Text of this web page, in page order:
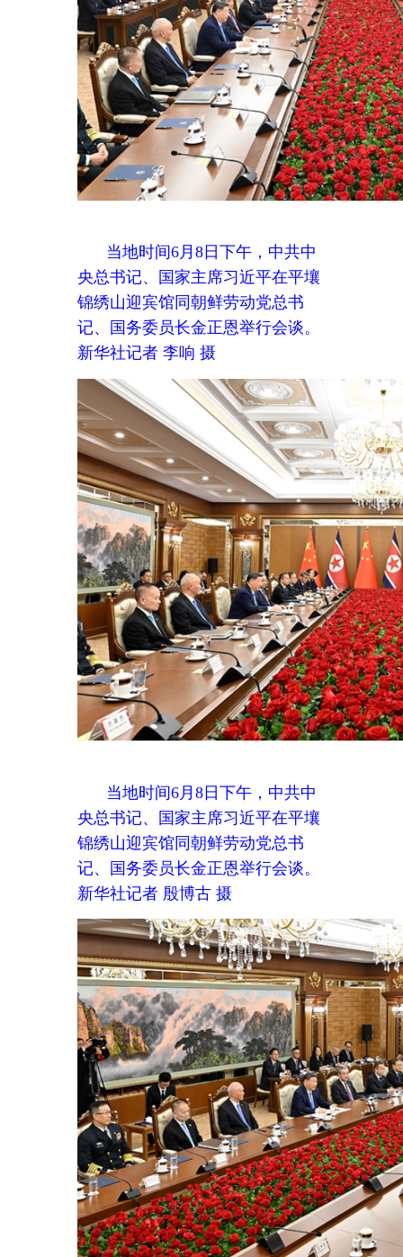
当地时间6月8日下午，中共中
央总书记、国家主席习近平在平壤
锦绣山迎宾馆同朝鲜劳动党总书
记、国务委员长金正恩举行会谈。
新华社记者 殷博古 摄
当地时间6月8日下午，中共中
记、国务委员长金正恩举行会谈。
新华社记者 殷博古 摄
金正恩表示，习近平总书记同
志时隔7年再次访问朝鲜，是朝鲜
人民最尊重的贵宾，我们表示最隆
重、最热烈的欢迎。习近平总书记
今年首次出访就来到平壤，体现了
对朝中关系的高度重视和友好情
谊，对朝方是莫大的鼓舞。此访再
次清晰表明，久经考验的、始终站
在自主和正义的历史正确一边的朝
中关系是多么牢不可破。朝中两国
的特殊性不仅在于我们互为邻国，
更在于双方具有深厚传统友谊和共
同的理想信念，并对此彼此珍视和
代代传承。
金正恩表示，去年9月我同习近
平总书记在北京会晤后，两国关系
在各领域活跃发展，给两国人民带
来实实在在的福祉。由衷感谢习近